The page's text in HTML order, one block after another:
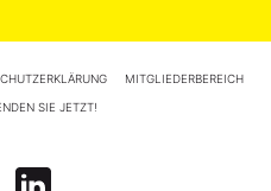
MITGLIEDERBEREICH
SIE JETZT!